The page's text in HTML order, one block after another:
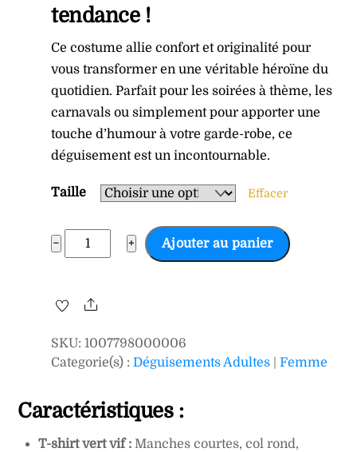
tendance !
Ce costume allie confort et originalité pour
vous transformer en une véritable héroïne du
quotidien. Parfait pour les soirées à thème, les
carnavals ou simplement pour apporter une
touche d’humour à votre garde-robe, ce
déguisement est un incontournable.
Taille Effacer
−
quantité
de
femme
vert
+ Ajouter au panier
Share
SKU:1007798000006
Categorie(s) :Déguisements Adultes |Femme
Caractéristiques :
T-shirt vert vif : Manches courtes, col rond,